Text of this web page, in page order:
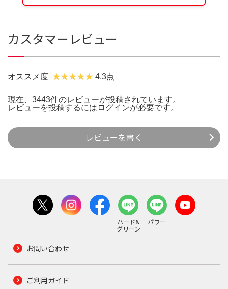
カスタマーレビュー
オススメ度 4.3点
現在、3443件のレビューが投稿されています。
レビューを投稿するには ログインが必要です。
レビューを書く
ハード&
グリーン
パワー
お問い合わせ
ご利用ガイド